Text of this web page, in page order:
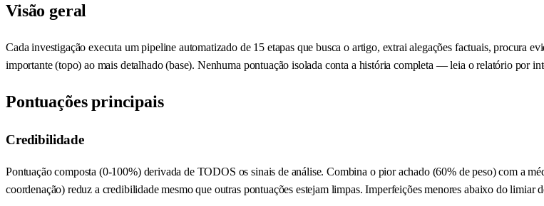
Visão geral
Cada investigação executa um pipeline automatizado de 15 etapas que busca o artigo, extrai alegações factuais, procura
importante (topo) ao mais detalhado (base). Nenhuma pontuação isolada conta a história completa — leia o relatório por
Pontuações principais
Credibilidade
Pontuação composta (0-100%) derivada de TODOS os sinais de análise. Combina o pior achado (60% de peso) com a
coordenação) reduz a credibilidade mesmo que outras pontuações estejam limpas. Imperfeições menores abaixo do